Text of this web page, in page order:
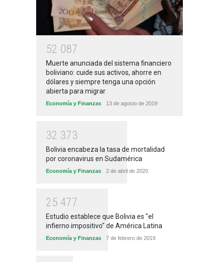
52 087
Muerte anunciada del sistema financiero
boliviano: cuide sus activos, ahorre en
dólares y siempre tenga una opción
abierta para migrar
Economía y Finanzas 13 de agosto de 2019
32 373
Bolivia encabeza la tasa de mortalidad
por coronavirus en Sudamérica
Economía y Finanzas 2 de abril de 2020
25 477
Estudio establece que Bolivia es "el
infierno impositivo" de América Latina
Economía y Finanzas 7 de febrero de 2019